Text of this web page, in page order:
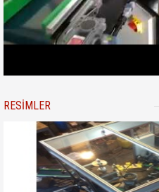
RESIMLER